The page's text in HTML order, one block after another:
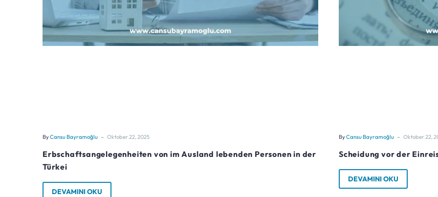
ByCansu Bayramoğlu - Oktober 22, 2025
Erbschaftsangelegenheiten von im Ausland lebenden Personen in der
Türkei
DEVAMINI OKU
ByCansu Bayramoğlu - Oktober 22,
Scheidung vor der
DEVAMINI OKU